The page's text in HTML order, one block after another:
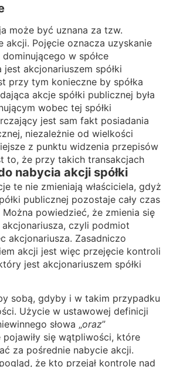
może być uznana za tzw.
akcji. Pojęcie oznacza uzyskanie
w spółce
jest akcjonariuszem spółki
przy tym konieczne by spółka
akcje spółki publicznej była
wobec tej spółki
jest sam fakt posiadania
niezależnie od wielkości
z punktu widzenia przepisów
to, że przy takich transakcjach
nabycia akcji spółki
te nie zmieniają właściciela, gdyż
publicznej pozostaje cały czas
powiedzieć, że zmienia się
akcjonariusza, czyli podmiot
akcjonariusza. Zasadniczo
akcji jest więc przejęcie kontroli
jest akcjonariuszem spółki
sobą, gdyby i w takim przypadku
Użycie w ustawowej definicji
słowa „oraz”
pojawiły się wątpliwości, które
za pośrednie nabycie akcji.
że kto przejął kontrolę nad